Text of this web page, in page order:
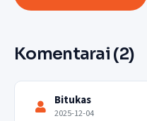
Komentarai (2)
Bitukas
2025-12-04